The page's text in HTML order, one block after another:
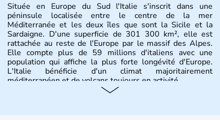
Située en Europe du Sud l'Italie s'inscrit dans une
péninsule localisée entre le centre de la mer
Méditerranée et les deux îles que sont la Sicile et la
Sardaigne. D'une superficie de 301 300 km², elle est
rattachée au reste de l'Europe par le massif des Alpes.
Elle compte plus de 59 millions d'italiens avec une
population qui affiche la plus forte longévité d'Europe.
L'Italie bénéficie d'un climat majoritairement
méditerranéen et de volcans toujours en activité.